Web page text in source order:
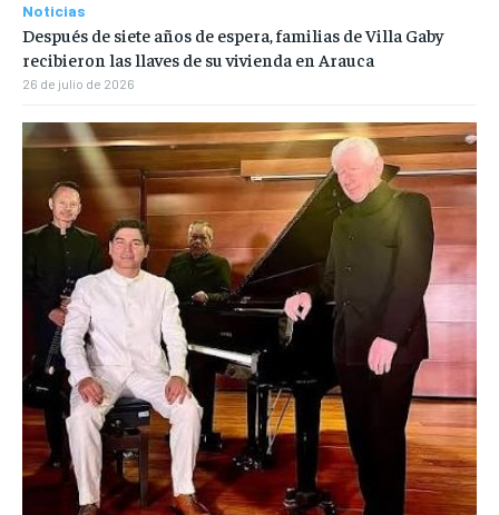
Noticias
Después de siete años de espera, familias de Villa Gaby
recibieron las llaves de su vivienda en Arauca
26 de julio de 2026